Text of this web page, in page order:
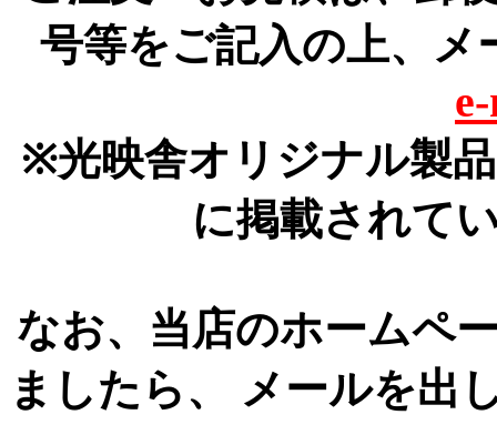
号等をご記入の上、
※光映舎オリジナル製
に掲載されて
なお、当店のホームペ
ましたら、 メールを出